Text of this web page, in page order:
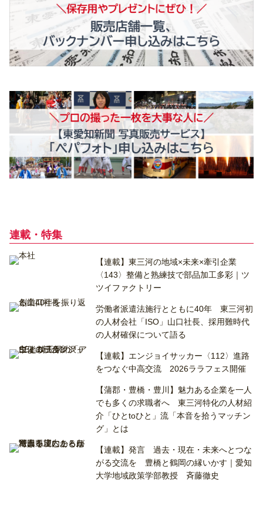
連載・特集
【連載】東三河の地域×未来×牽引企業
〈143〉整備と熟練技で部品加工多彩｜ツ
ツイファクトリー
労働者派遣法施行とともに40年 東三河初
の人材会社「ISO」山口社長、採用難時代
の人材確保について語る
【連載】エンジョイサッカー〈112〉進路
をつなぐ中高交流 2026ララフェス開催
【蒲郡・豊橋・豊川】魅力ある企業を一人
でも多くの求職者へ 東三河特化の人材紹
介「ひとtoひと」流「本音を拾うマッチン
グ」とは
【連載】発言 過去・現在・未来へとつな
がる交流を 豊橋と鶴岡の縁いかす｜愛知
大学地域政策学部教授 斉藤徹史